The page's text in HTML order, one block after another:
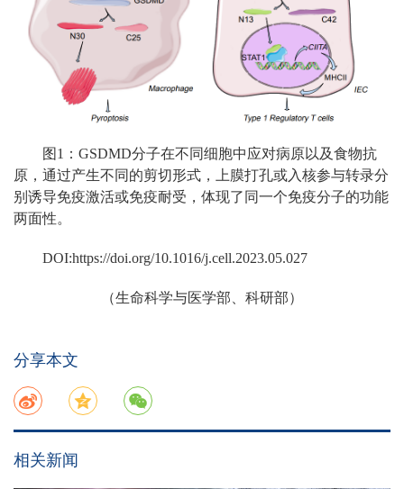
图1：GSDMD分子在不同细胞中应对病原以及食物抗
原，通过产生不同的剪切形式，上膜打孔或入核参与转录分
别诱导免疫激活或免疫耐受，体现了同一个免疫分子的功能
两面性。
DOI:https://doi.org/10.1016/j.cell.2023.05.027
（生命科学与医学部、科研部）
分享本文
相关新闻